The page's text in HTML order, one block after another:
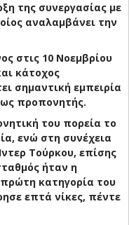
της συνεργασίας με
αναλαμβάνει την
στις 10 Νοεμβρίου
κάτοχος
σημαντική εμπειρία
προπονητής.
του πορεία το
ενώ στη συνέχεια
Τούρκου, επίσης
ήταν η
κατηγορία του
επτά νίκες, πέντε